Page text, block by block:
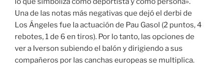
Una de las notas más negativas que dejó el derbi de
Los Ángeles fue la actuación de Pau Gasol (2 puntos, 4
rebotes, 1 de 6 en tiros). Por lo tanto, las opciones de
ver a Iverson subiendo el balón y dirigiendo a sus
compañeros por las canchas europeas se multiplica.